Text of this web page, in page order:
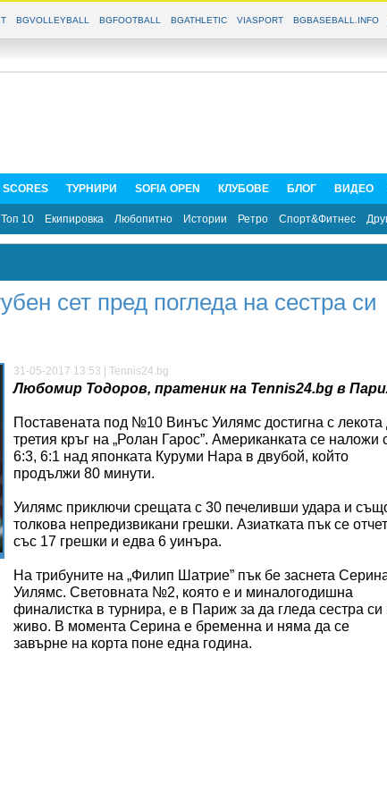
BGVOLLEYBALL BGFOOTBALL BGATHLETIC VIASPORT BGBASEBALL.INFO
SCORES ТУРНИРИ SOFIA OPEN КЛУБОВЕ БЛОГ ВИДЕО
Топ 10 Екипировка Любопитно Истории Ретро Спорт&Фитнес
сет пред погледа на сестра си
31-05-2017 13:53 | Tennis24.bg
Любомир Тодоров, пратеник на Tennis24.bg в
Поставената под №10 Винъс Уилямс достигна с лекота
третия кръг на „Ролан Гарос”. Американката се наложи
6:3, 6:1 над японката Куруми Нара в двубой, който
продължи 80 минути.
Уилямс приключи срещата с 30 печеливши удара и
толкова непредизвикани грешки. Азиатката пък се
със 17 грешки и едва 6 уинъра.
На трибуните на „Филип Шатрие” пък бе заснета
Уилямс. Световната №2, която е и миналогодишна
финалистка в турнира, е в Париж за да гледа сестра си
живо. В момента Серина е бременна и няма да се
завърне на корта поне една година.